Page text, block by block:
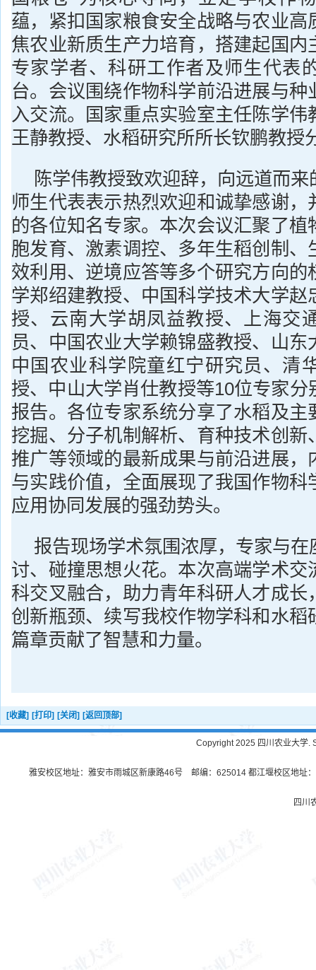
蕴，紧扣国家粮食安全战略与农业高
焦农业新质生产力培育，搭建起国内
专家学者、科研工作者及师生代表
台。会议围绕作物科学前沿进展与种
入交流。国家重点实验室主任陈学伟
王静教授、水稻研究所所长钦鹏教授
陈学伟教授致欢迎辞，向远道而
师生代表表示热烈欢迎和诚挚感谢，
的各位知名专家。本次会议汇聚了植
胞发育、激素调控、多年生稻创制、
效利用、逆境应答等多个研究方向的
学郑绍建教授、中国科学技术大学赵
授、云南大学胡凤益教授、上海交
员、中国农业大学赖锦盛教授、山东
中国农业科学院童红宁研究员、清
授、中山大学肖仕教授等10位专家分
报告。各位专家系统分享了水稻及主
挖掘、分子机制解析、育种技术创新
推广等领域的最新成果与前沿进展，
与实践价值，全面展现了我国作物科
应用协同发展的强劲势头。
报告现场学术氛围浓厚，专家与
讨、碰撞思想火花。本次高端学术交
科交叉融合，助力青年科研人才成长
创新瓶颈、续写我校作物学科和水稻
篇章贡献了智慧和力量。
[收藏] [打印] [关闭] [返回顶部]
Copyright 2025 四川农业大学.
雅安校区地址：雅安市雨城区新康路46号 邮编：625014 都江堰校区地址
四川